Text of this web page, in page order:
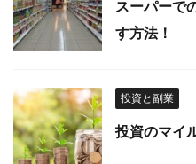
スーパーで
す方法！
投資と副業
投資のマイ